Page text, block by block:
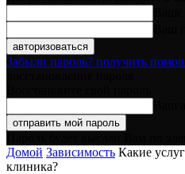
Забыли пароль? получить
Домой Зависимость Какие
клиника?